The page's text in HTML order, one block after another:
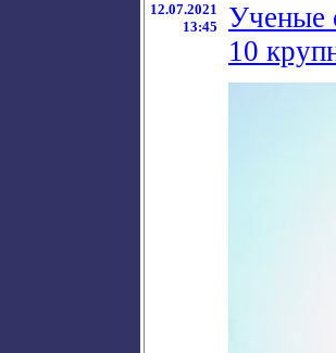
12.07.2021
13:45
Ученые
10